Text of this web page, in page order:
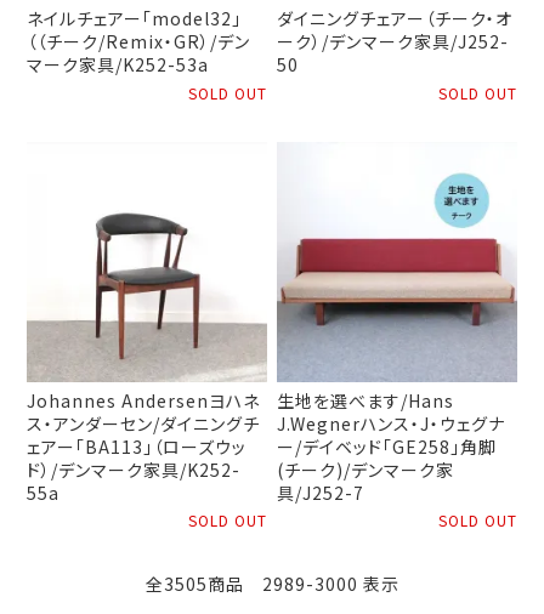
ネイルチェアー「model32」
（（チーク/Remix・GR）/デン
マーク家具/K252-53a
SOLD OUT
ダイニングチェアー（チーク・オ
ーク）/デンマーク家具/J252-
50
SOLD OUT
Johannes Andersenヨハネ
ス・アンダーセン/ダイニングチ
ェアー「BA113」（ローズウッ
ド）/デンマーク家具/K252-
55a
SOLD OUT
生地を選べます/Hans
J.Wegnerハンス・J・ウェグナ
ー/デイベッド「GE258」角脚
(チーク)/デンマーク家
具/J252-7
SOLD OUT
全3505商品 2989-3000 表示